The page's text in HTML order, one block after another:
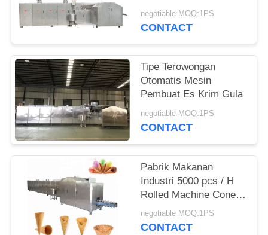
negotiable MOQ:1PS
CONTACT
Tipe Terowongan
Otomatis Mesin
Pembuat Es Krim Gula
negotiable MOQ:1PS
CONTACT
Pabrik Makanan
Industri 5000 pcs / H
Rolled Machine Cone
Sugar
negotiable MOQ:1PS
CONTACT